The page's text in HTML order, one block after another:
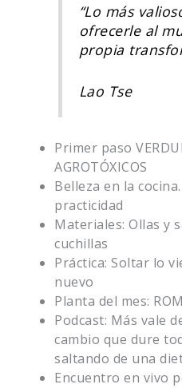
“Lo más
ofrecerle al
propia
Lao Tse
Primer paso
AGROTÓXICOS
Belleza en la
practicidad
Materiales: Ollas y
cuchillas
Práctica: Soltar lo
nuevo
Planta del mes:
Podcast: Más vale
cambio que dure
saltando de una
Encuentro en vivo